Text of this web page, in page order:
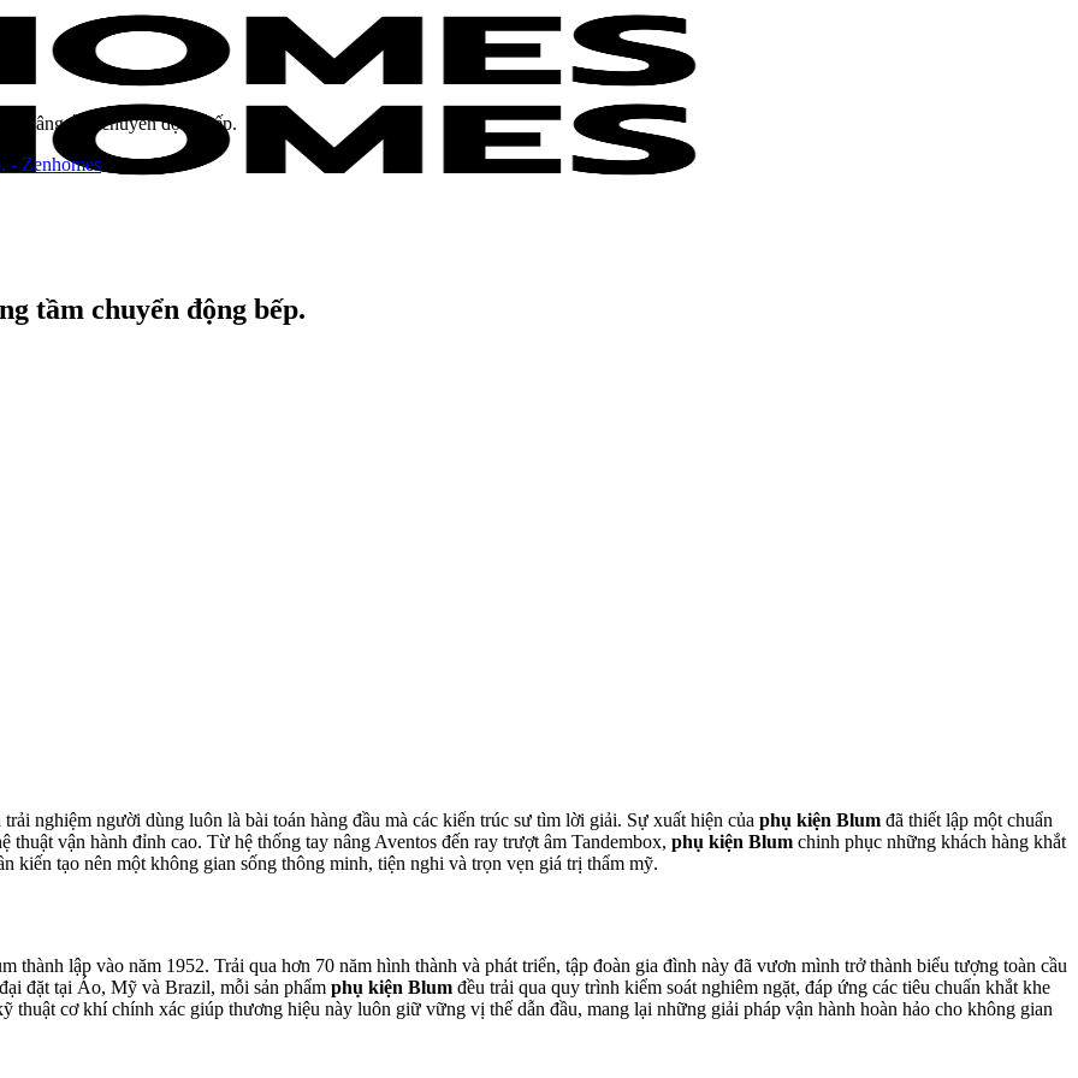
nâng tầm chuyển động bếp.
tầm chuyển động bếp.
nghiệm người dùng luôn là bài toán hàng đầu mà các kiến trúc sư tìm lời giải. Sự xuất hiện của phụ kiện Blum đã thiết lập một chuẩn
vận hành đỉnh cao. Từ hệ thống tay nâng Aventos đến ray trượt âm Tandembox, phụ kiện Blum chinh phục những khách hàng khắt
kiến tạo nên một không gian sống thông minh, tiện nghi và trọn vẹn giá trị thẩm mỹ.
lập vào năm 1952. Trải qua hơn 70 năm hình thành và phát triển, tập đoàn gia đình này đã vươn mình trở thành biểu tượng toàn cầu
đặt tại Áo, Mỹ và Brazil, mỗi sản phẩm phụ kiện Blum đều trải qua quy trình kiểm soát nghiêm ngặt, đáp ứng các tiêu chuẩn khắt khe
thuật cơ khí chính xác giúp thương hiệu này luôn giữ vững vị thế dẫn đầu, mang lại những giải pháp vận hành hoàn hảo cho không gian